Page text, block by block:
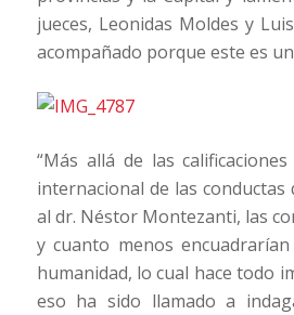
jueces, Leonidas Moldes y
acompañado porque este es
“Más allá de las
internacional de las
al dr. Néstor Montezanti, las
y cuanto menos
humanidad, lo cual hace todo
eso ha sido llamado a